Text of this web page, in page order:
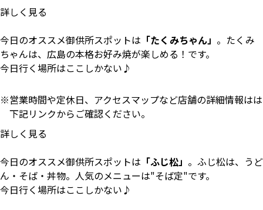
詳しく見る
今日のオススメ御供所スポットは 「たくみちゃん」 。たくみ
ちゃんは、広島の本格お好み焼が楽しめる！です。
今日行く場所はここしかない♪
営業時間や定休日、アクセスマップなど店舗の詳細情報はは
下記リンクからご確認ください。
詳しく見る
今日のオススメ御供所スポットは 「ふじ松」 。ふじ松は、うど
ん・そば・丼物。人気のメニューは"そば定"です。
今日行く場所はここしかない♪